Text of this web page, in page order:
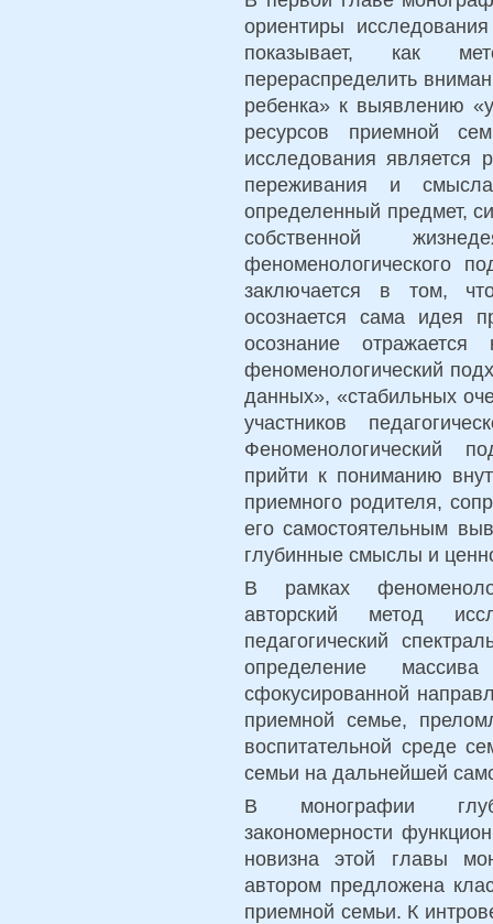
ориентиры
показывает, как
перераспределить
ребенка» к выявлению
ресурсов приемной
исследования является
переживания и
определенный предмет,
собственной
феноменологического
заключается в том,
осознается сама идея
осознание
феноменологический
данных», «стабильных
участников
Феноменологический
прийти к пониманию
приемного родителя,
его самостоятельным
глубинные смыслы и
В рамках
авторский метод
педагогический
определение
сфокусированной
приемной семье,
воспитательной среде
семьи на дальнейшей
В монографии
закономерности
новизна этой главы
автором предложена
приемной семьи. К